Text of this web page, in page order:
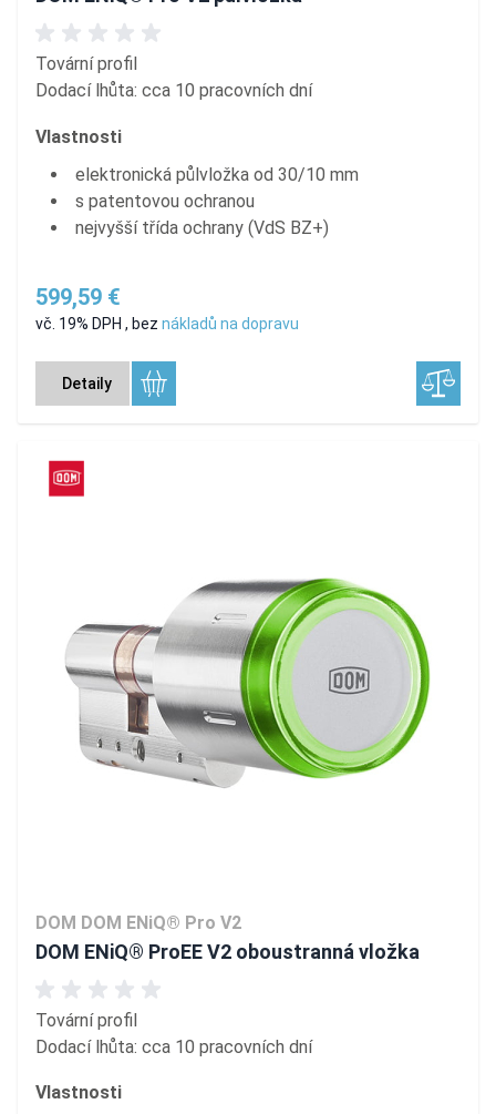
Tovární profil
Dodací lhůta: cca 10 pracovních dní
Vlastnosti
elektronická půlvložka od 30/10 mm
s patentovou ochranou
nejvyšší třída ochrany (VdS BZ+)
599,59 €
vč. 19% DPH , bez nákladů na dopravu
Detaily
DOM DOM ENiQ® Pro V2
DOM ENiQ® ProEE V2 oboustranná vložka
Tovární profil
Dodací lhůta: cca 10 pracovních dní
Vlastnosti